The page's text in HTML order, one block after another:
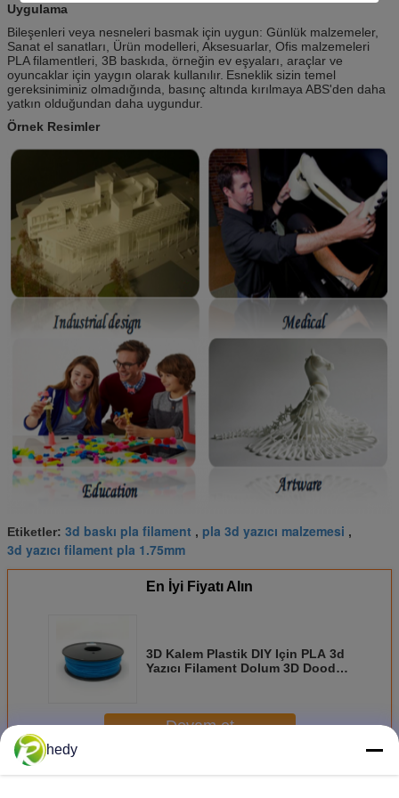
Uygulama
Bileşenleri veya nesneleri basmak için uygun: Günlük malzemeler,
Sanat el sanatları, Ürün modelleri, Aksesuarlar, Ofis malzemeleri
PLA filamentleri, 3B baskıda, örneğin ev eşyaları, araçlar ve
oyuncaklar için yaygın olarak kullanılır. Esneklik sizin temel
gereksiniminiz olmadığında, basınç altında kırılmaya ABS'den daha
yatkın olduğundan daha uygundur.
Örnek Resimler
Etiketler: 3d baskı pla filament , pla 3d yazıcı malzemesi ,
3d yazıcı filament pla 1.75mm
En İyi Fiyatı Alın
3D Kalem Plastik DIY Için PLA 3d
Yazıcı Filament Dolum 3D Doodle
Devam et
DahaPla 3d yazıcı filamanı
hedy